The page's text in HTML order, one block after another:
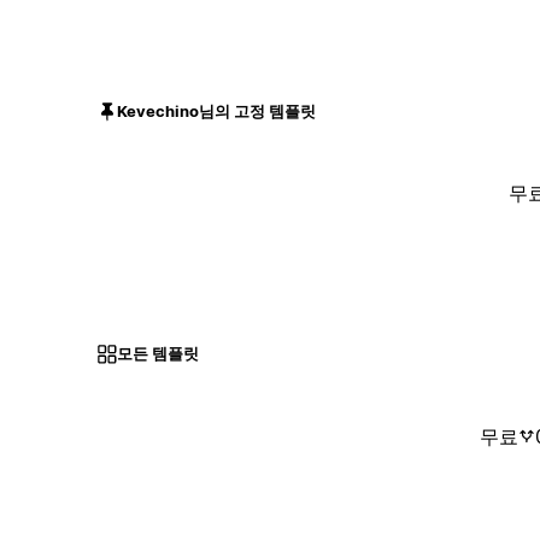
Kevechino님의 고정 템플릿
무
모든 템플릿
무료